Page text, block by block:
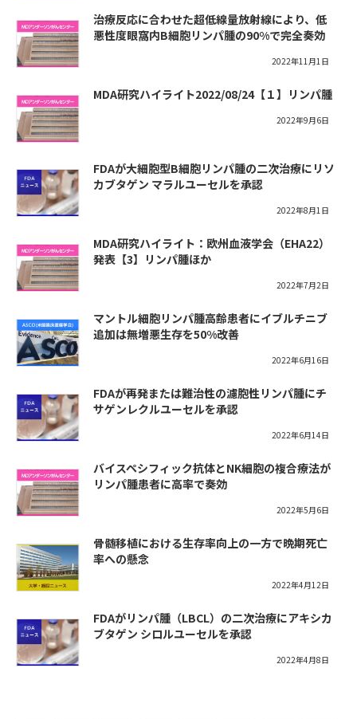
治療反応に合わせた超低線量放射線により、低
悪性度眼窩内B細胞リンパ腫の90%で完全奏効
2022年11月1日
MDA研究ハイライト2022/08/24【１】リンパ腫
2022年9月6日
FDAが大細胞型B細胞リンパ腫の二次治療にリソ
カブタゲン マラルユーセルを承認
2022年8月1日
MDA研究ハイライト：欧州血液学会（EHA22）
発表【3】リンパ腫ほか
2022年7月2日
マントル細胞リンパ腫高齢患者にイブルチニブ
追加は無増悪生存を50%改善
2022年6月16日
FDAが再発または難治性の濾胞性リンパ腫にチ
サゲンレクルユーセルを承認
2022年6月14日
バイスペシフィック抗体とNK細胞の複合療法が
リンパ腫患者に高率で奏効
2022年5月6日
骨髄移植における生存率向上の一方で晩期死亡
率への懸念
2022年4月12日
FDAがリンパ腫（LBCL）の二次治療にアキシカ
ブタゲン シロルユーセルを承認
2022年4月8日